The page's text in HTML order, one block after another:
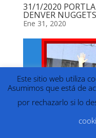
31/1/2020
DENVER NUGGETS
Ene 31, 2020
Este sitio web utiliza
Asumimos que está de
por rechazarlo si lo